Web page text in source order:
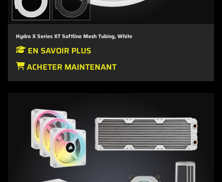
Hydro X Series XT Softline Mesh Tubing, White
EN SAVOIR PLUS
ACHETER MAINTENANT